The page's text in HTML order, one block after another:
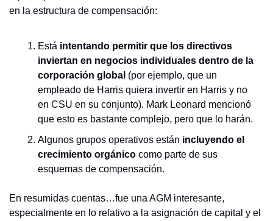
en la estructura de compensación:
Está intentando permitir que los directivos
inviertan en negocios individuales dentro de la
corporación global (por ejemplo, que un
empleado de Harris quiera invertir en Harris y no
en CSU en su conjunto). Mark Leonard mencionó
que esto es bastante complejo, pero que lo harán.
Algunos grupos operativos están incluyendo el
crecimiento orgánico como parte de sus
esquemas de compensación.
En resumidas cuentas…fue una AGM interesante,
especialmente en lo relativo a la asignación de capital y el